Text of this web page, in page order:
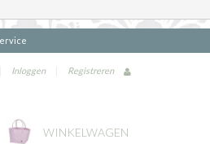
| Inloggen | Registreren
WINKELWAGEN